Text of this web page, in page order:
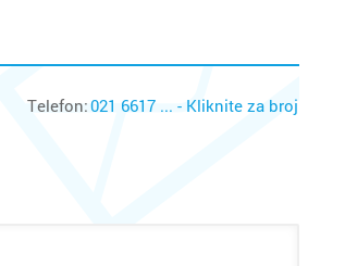
Telefon:021 6617 ... - Kliknite za broj